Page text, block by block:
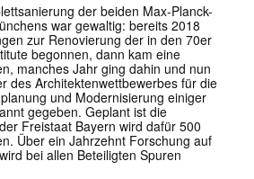
der beiden Max-Planck-
war gewaltig: bereits 2018
zur Renovierung der in den 70er
begonnen, dann kam eine
manches Jahr ging dahin und nun
des Architektenwettbewerbes für die
und Modernisierung einiger
gegeben. Geplant ist die
Freistaat Bayern wird dafür 500
Über ein Jahrzehnt Forschung auf
bei allen Beteiligten Spuren